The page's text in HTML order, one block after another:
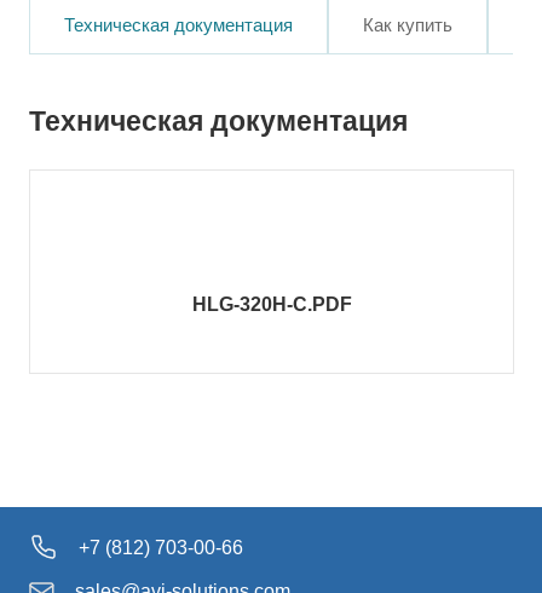
Техническая документация Как купить
Техническая документация
HLG-320H-C.PDF
+7 (812) 703-00-66